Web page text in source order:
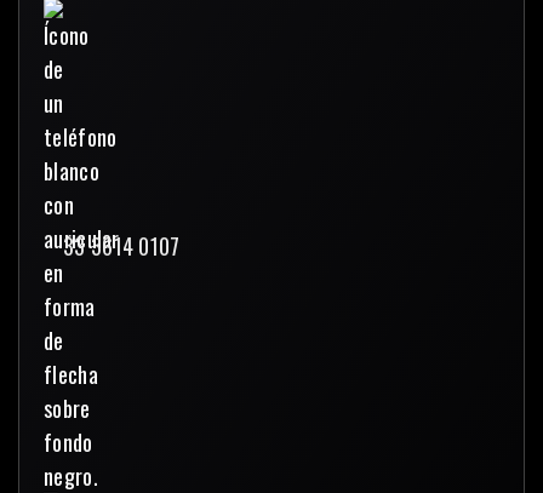
33 3614 0107